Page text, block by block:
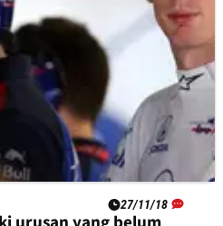
27/11/18